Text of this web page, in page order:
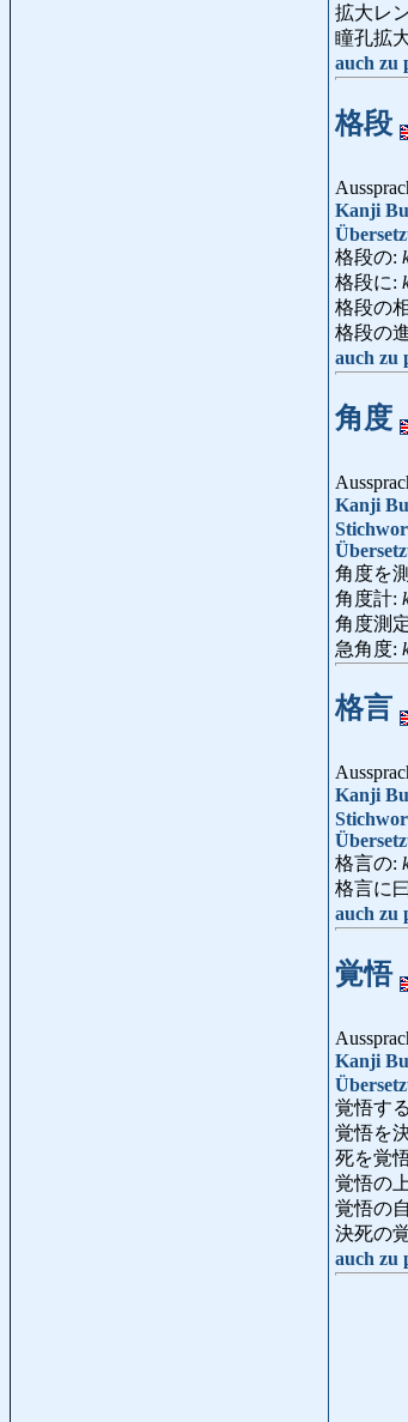
拡大レ
瞳孔拡
auch zu
格段
Kanji
格段の:
格段に:
格段の
格段の
auch zu
角度
Kanji
角度を
角度計:
角度測
急角度:
格言
Kanji
格言の:
格言に
auch zu
覚悟
Kanji
覚悟す
覚悟を
死を覚
覚悟の
覚悟の
決死の
auch zu